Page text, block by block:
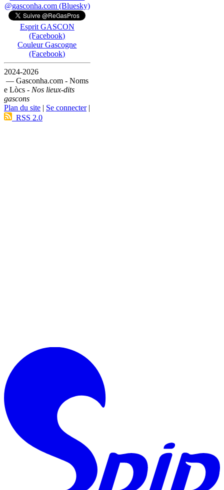
@gasconha.com (Bluesky)
Esprit GASCON
(Facebook)
Couleur Gascogne
(Facebook)
2024-2026
— Gasconha.com - Noms
e Lòcs - Nos lieux-dits
gascons
Plan du site | Se connecter|
RSS 2.0